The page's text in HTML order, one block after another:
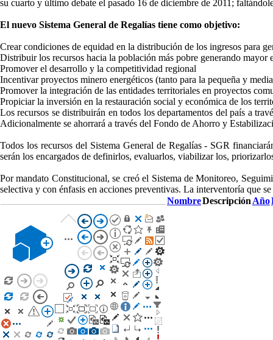
su cuarto y último debate el pasado 16 de diciembre de 2011;
El nuevo Sistema General de Regalías tiene como objetivo:
Crear condiciones de equidad en la distribución de los ingresos para
Distribuir los recursos hacia la población más pobre generando mayor
Promover el desarrollo y la competitividad regional
Incentivar proyectos minero energéticos (tanto para la pequeña y
Promover la integración de las entidades territoriales en proyectos
Propiciar la inversión en la restauración social y económica de los
Los recursos se distribuirán en todos los departamentos del país a
Adicionalmente se ahorrará a través del Fondo de Ahorro y
Todos los recursos del Sistema General de Regalías - SGR
serán los encargados de definirlos, evaluarlos, viabilizar los,
Por mandato Constitucional, se creó el Sistema de Monitoreo,
selectiva y con énfasis en acciones preventivas. La interventoría que
NombreDescripción Año